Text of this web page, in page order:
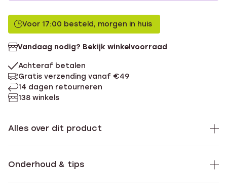
Zonder memberkorting
Met memberkorting
Voor 17:00 besteld, morgen in huis
Vandaag nodig? Bekijk winkelvoorraad
Achteraf betalen
Gratis verzending vanaf €49
14 dagen retourneren
138 winkels
Alles over dit product
Onderhoud & tips